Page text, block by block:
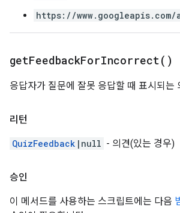
https://www.googleapis.com/
getFeedbackForIncorrect( )
응답자가 질문에 잘못 응답할 때 표시되는
리턴
QuizFeedback |null - 의견(있는 경우)
승인
이 메서드를 사용하는 스크립트에는 다음